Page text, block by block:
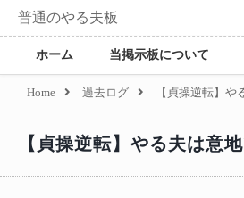
普通のやる夫板
ホーム 当掲示板について
Home 過去ログ 【貞操逆転】や
【貞操逆転】やる夫は意